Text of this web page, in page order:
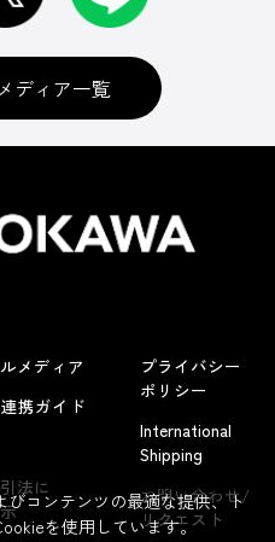
よくあるお問い合わせ
ディア一覧
メディア
携ガイド
法に
プライバシー
ポリシー
International
Shipping
お問い合わせ/
リクエスト
コンテンツの最適な提供、ト
を使用しています。